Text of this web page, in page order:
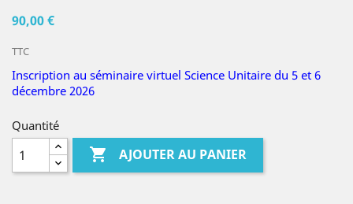
90,00 €
TTC
Inscription au séminaire virtuel Science Unitaire du 5 et 6
décembre 2026
Quantité
 AJOUTER AU PANIER